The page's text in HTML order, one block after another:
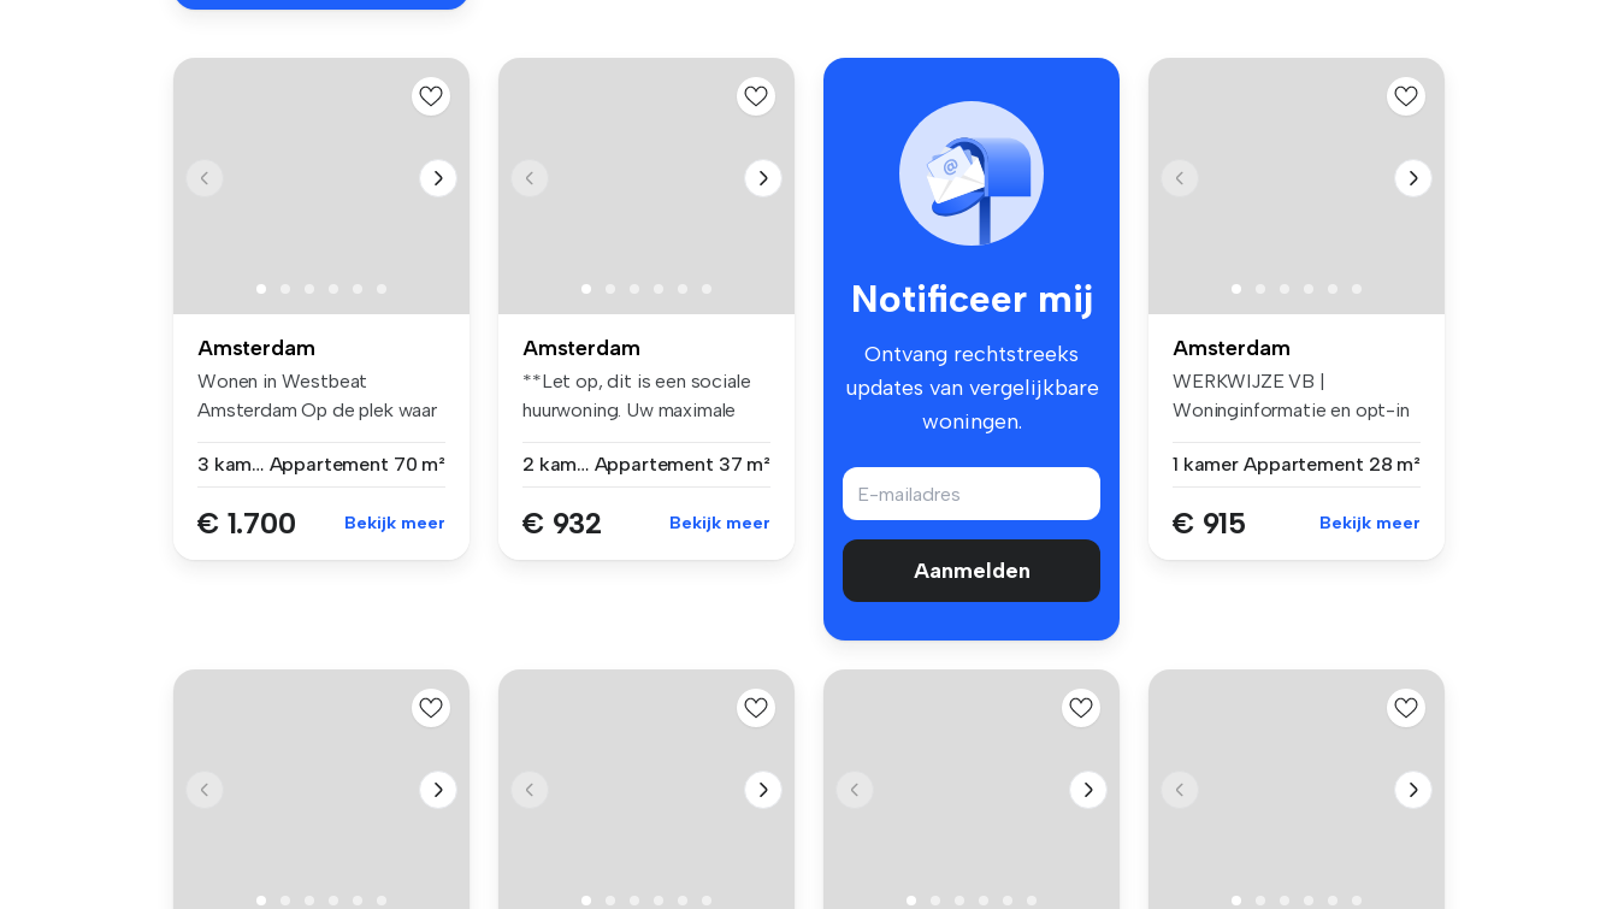
Amsterdam
Wonen in Westbeat
Amsterdam Op de plek waar
3 kamers Appartement 70 m²
€ 1.700 Bekijk meer
Amsterdam
**Let op, dit is een sociale
huurwoning. Uw maximale
2 kamers Appartement 37 m²
€ 932 Bekijk meer
Notificeer mij
Ontvang rechtstreeks
updates van vergelijkbare
woningen.
Aanmelden
Amsterdam
WERKWIJZE VB |
Woninginformatie en opt-in
1 kamer Appartement 28 m²
€ 915 Bekijk meer